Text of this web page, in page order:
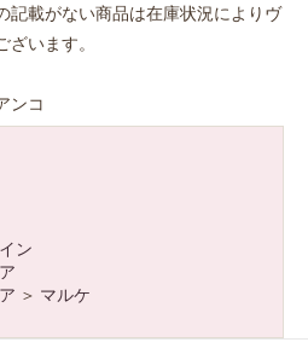
記載がない商品は在庫状況によりヴ
ざいます。
ンコ
ン
＞ マルケ